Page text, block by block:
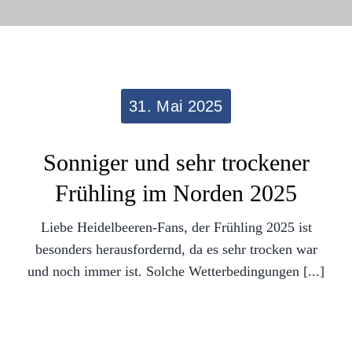
31. Mai 2025
Sonniger und sehr trockener
Frühling im Norden 2025
Liebe Heidelbeeren-Fans, der Frühling 2025 ist
besonders herausfordernd, da es sehr trocken war
und noch immer ist. Solche Wetterbedingungen [...]